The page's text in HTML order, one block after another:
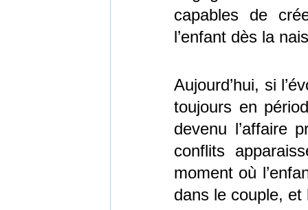
capables de
l’enfant dès la
Aujourd’hui, si
toujours en
devenu l’affaire
conflits
moment où
dans le couple, et